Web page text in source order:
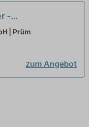
-
(m/w/d)
| Prüm
zum Angebot